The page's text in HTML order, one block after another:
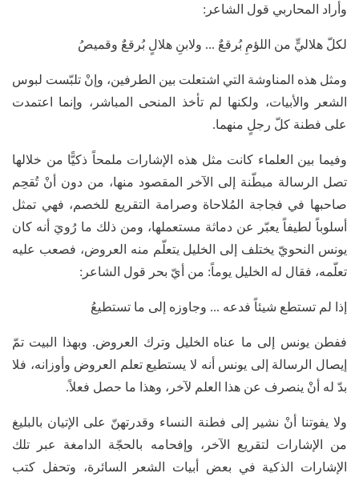
وأراد المحاربي قول الشاعر:
لكلّ هلاليٍّ من اللؤمِ بُرقعٌ ... ولابنِ هلالٍ بُرقعٌ وقميصُ
ومثل هذه المناوشة التي اشتعلت بين الطرفين، وإنْ تلبّست لبوس
الشعر والأبيات، ولكنها لم تأخذ المنحى المباشر، وإنما اعتمدت
على فطنة كلّ رجلٍ منهما.
وفيما بين العلماء كانت مثل هذه الإشارات ملمحاً ذكيًّا من خلالها
تصل الرسالة مبطّنة إلى الآخر المقصود منها، من دون أنْ تُقحِم
صاحبها في فجاجة المُلاحاة وصرامة التقريع للخصم، فهي تمثل
أسلوباً لطيفاً يعبّر عن دماثة مستعملها، ومن ذلك ما رُويَ أنه كان
يونس النحويّ يختلف إلى الخليل يتعلّم منه العروض، فصعب عليه
تعلّمه، فقال له الخليل يوماً: من أيّ بحر قول الشاعر:
إذا لم تستطع شيئاً فدعه ... وجاوزه إلى ما تستطيعُ
ففطن يونس إلى ما عناه الخليل وترك العروض. وبهذا البيت تمّ
إيصال الرسالة إلى يونس أنه لا يستطيع تعلم العروض وأوزانه، فلا
بدّ له أنْ ينصرف عن هذا العلم لآخر، وهذا ما حصل فعلاً.
ولا يفوتنا أنْ نشير إلى فطنة النساء وقدرتهنّ على الإتيان بالبليغ
من الإشارات لتقريع الآخر، وإفحامه بالحجّة الدامغة عبر تلك
الإشارات الذكية في بعض أبيات الشعر السائرة، وتحفل كتب